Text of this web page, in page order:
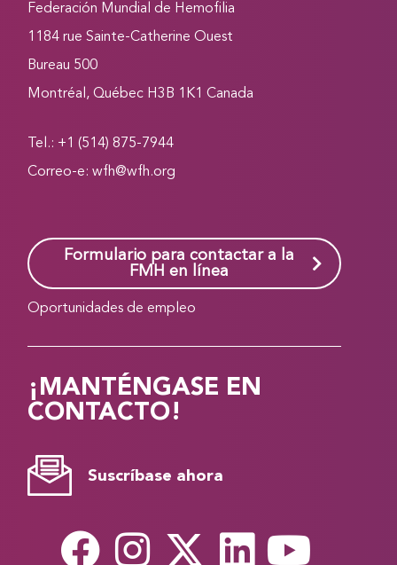
Federación Mundial de Hemofilia
1184 rue Sainte-Catherine Ouest
Bureau 500
Montréal, Québec H3B 1K1 Canada
Tel.: +1 (514) 875-7944
Correo-e:wfh@wfh.org
Formulario para contactar a la
FMH en línea
Oportunidades de empleo
¡MANTÉNGASE EN
CONTACTO!
Suscríbase ahora